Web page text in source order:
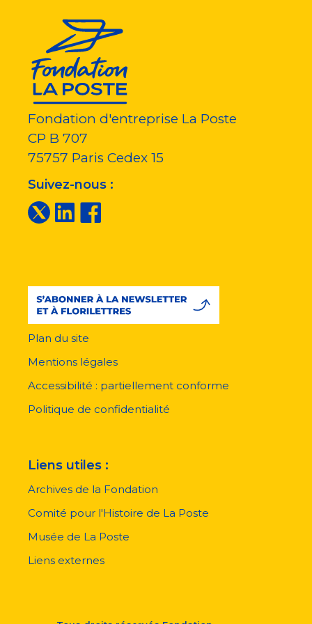
Fondation d'entreprise La Poste
CP B 707
75757 Paris Cedex 15
Suivez-nous :
pied
page
Plan du site
Mentions légales
Accessibilité : partiellement conforme
Politique de confidentialité
Liens utiles :
Archives de la Fondation
Comité pour l'Histoire de La Poste
Musée de La Poste
Liens externes